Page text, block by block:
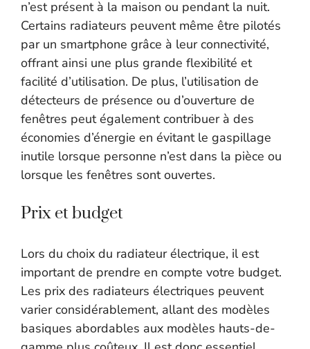
n’est présent à la maison ou pendant la nuit.
Certains radiateurs peuvent même être pilotés
par un smartphone grâce à leur connectivité,
offrant ainsi une plus grande flexibilité et
facilité d’utilisation. De plus, l’utilisation de
détecteurs de présence ou d’ouverture de
fenêtres peut également contribuer à des
économies d’énergie en évitant le gaspillage
inutile lorsque personne n’est dans la pièce ou
lorsque les fenêtres sont ouvertes.
Prix et budget
Lors du choix du radiateur électrique, il est
important de prendre en compte votre budget.
Les prix des radiateurs électriques peuvent
varier considérablement, allant des modèles
basiques abordables aux modèles hauts-de-